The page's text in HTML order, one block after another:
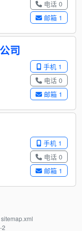
电话 0
邮箱 1
司
手机 1
电话 0
邮箱 1
手机 1
电话 0
邮箱 1
sitemap.xml
2